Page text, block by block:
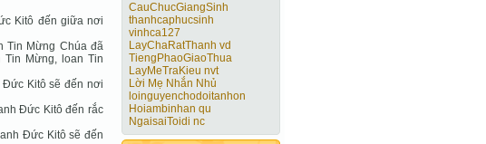
Kitô đến giữa nơi
Tin Mừng Chúa đã
Mừng, loan Tin
Ðức Kitô sẽ đến nơi
Ðức Kitô đến rắc
Ðức Kitô sẽ đến
CauChucGiangSinh
thanhcaphucsinh
vinhca127
LayChaRatThanh vd
TiengPhaoGiaoThua
LayMeTraKieu nvt
Lời Mẹ Nhắn Nhủ
loinguyenchodoitanhon
Hoiambinhan qu
NgaisaiToidi nc